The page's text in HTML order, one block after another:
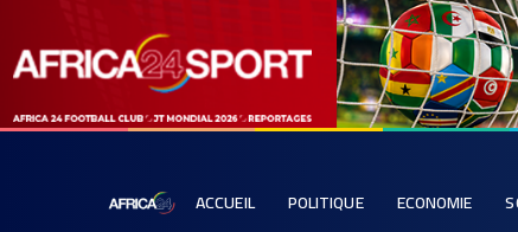
ACCUEIL POLITIQUE ECONOMIE